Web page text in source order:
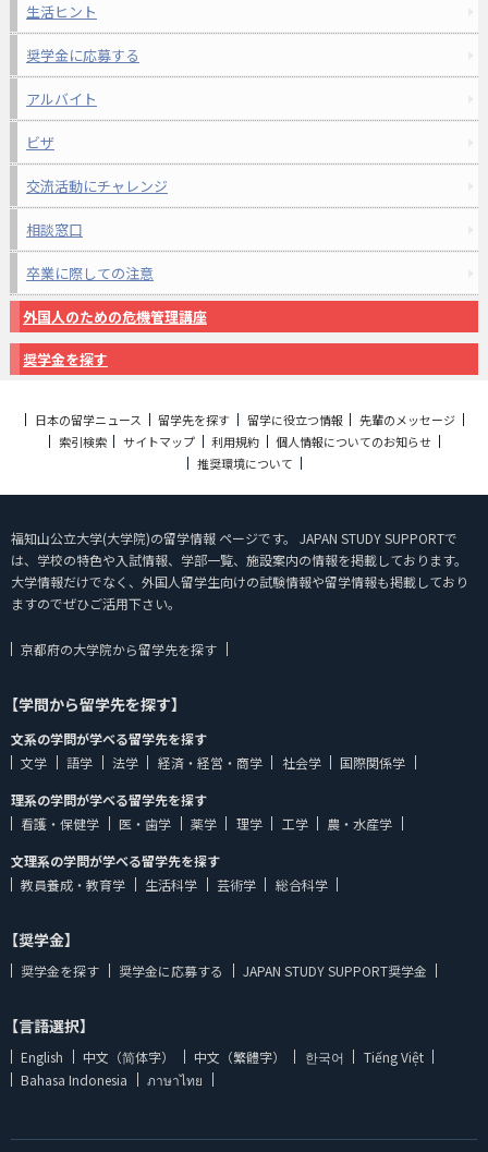
生活ヒント
奨学金に応募する
アルバイト
ビザ
交流活動にチャレンジ
相談窓口
卒業に際しての注意
外国人のための危機管理講座
奨学金を探す
日本の留学ニュース 留学先を探す 留学に役立つ情報
先輩のメッセージ
索引検索
サイトマップ 利用規約
個人情報についてのお知らせ
推奨環境について
福知山公立大学(大学院)の留学情報 ページです。 JAPAN STUDY SUPPORTで
は、学校の特色や入試情報、学部一覧、施設案内の情報を掲載しております。
大学情報だけでなく、外国人留学生向けの試験情報や留学情報も掲載しており
ますのでぜひご活用下さい。
京都府の大学院から留学先を探す
【学問から留学先を探す】
文系の学問が学べる留学先を探す
文学
語学 法学 経済・経営・商学 社会学
国際関係学
理系の学問が学べる留学先を探す
看護・保健学
医・歯学 薬学 理学 工学
農・水産学
文理系の学問が学べる留学先を探す
教員養成・教育学
生活科学 芸術学 総合科学
【奨学金】
奨学金を探す 奨学金に応募する JAPAN STUDY SUPPORT奨学金
【言語選択】
English 中文（简体字） 中文（繁體字） 한국어
Tiếng Việt
Bahasa Indonesia
ภาษาไทย